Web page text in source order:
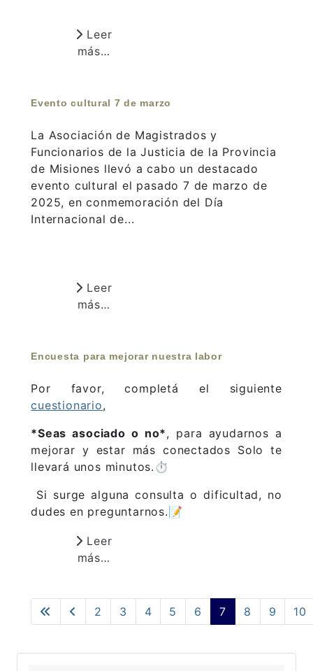
Leer
más…
Evento cultural 7 de marzo
La Asociación de Magistrados y
Funcionarios de la Justicia de la Provincia
de Misiones llevó a cabo un destacado
evento cultural el pasado 7 de marzo de
2025, en conmemoración del Día
Internacional de...
Leer
más…
Encuesta para mejorar nuestra labor
Por favor, completá el siguiente
cuestionario,
*Seas asociado o no*, para ayudarnos a
mejorar y estar más conectados Solo te
llevará unos minutos.⏱️
Si surge alguna consulta o dificultad, no
dudes en preguntarnos.📝
Leer
más…
2 3 4 5 6 7 8 9 10